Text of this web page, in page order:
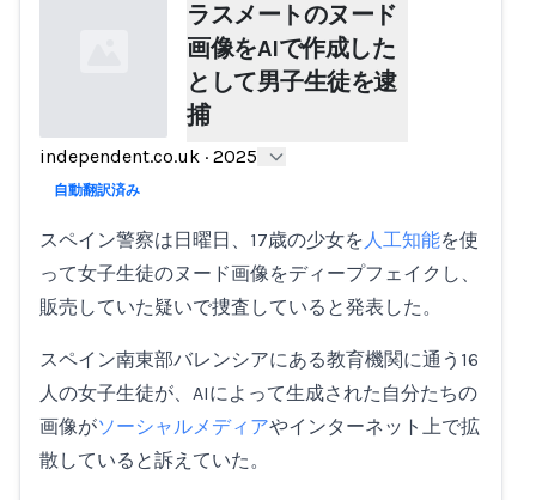
Loading...
ラスメートのヌード
画像をAIで作成した
として男子生徒を逮
捕
independent.co.uk · 2025
自動翻訳済み
スペイン警察は日曜日、17歳の少女を人工知能を使
って女子生徒のヌード画像をディープフェイクし、
販売していた疑いで捜査していると発表した。
スペイン南東部バレンシアにある教育機関に通う16
人の女子生徒が、AIによって生成された自分たちの
画像がソーシャルメディアやインターネット上で拡
散していると訴えていた。